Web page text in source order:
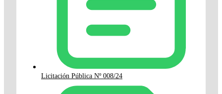
Licitación Pública Nº 008/24